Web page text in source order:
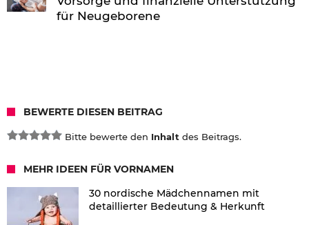
für Neugeborene
BEWERTE DIESEN BEITRAG
Bitte bewerte den Inhalt des Beitrags.
MEHR IDEEN FÜR VORNAMEN
30 nordische Mädchennamen mit
detaillierter Bedeutung & Herkunft